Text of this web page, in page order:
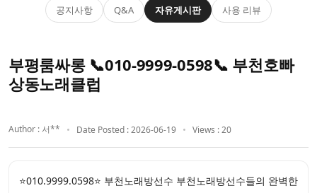
공지사항 Q&A 자유게시판 사용 리뷰
부평룸싸롱 📞010-9999-0598📞 부천호빠
상동노래클럽
Author : 서** Date Posted : 2026-06-19 Views : 20
⭐010.9999.0598⭐ 부천노래방선수 부천노래방선수들의 완벽한